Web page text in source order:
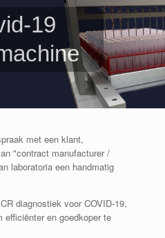
19
met een klant,
"contract manufacturer /
laboratoria een handmatig
diagnostiek voor COVID-19,
efficiënter en goedkoper te